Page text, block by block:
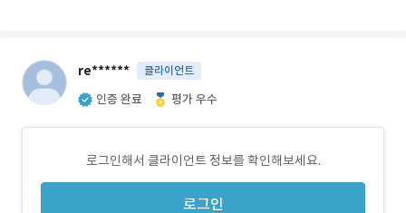
re****** 클라이언트
인증 완료 평가 우수
로그인해서 클라이언트 정보를 확인해보세요.
로그인